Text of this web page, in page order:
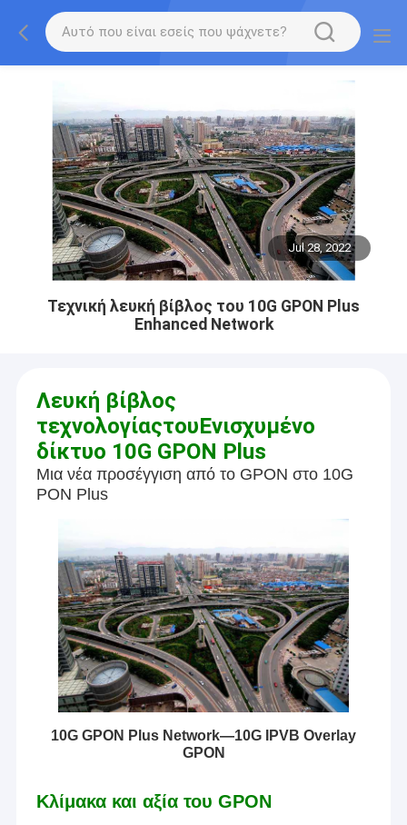
Jul 28, 2022
Τεχνική λευκή βίβλος του 10G GPON Plus
Enhanced Network
Λευκή βίβλος
τεχνολογίαςτουΕνισχυμένο
δίκτυο 10G GPON Plus
Μια νέα προσέγγιση από το GPON στο 10G
PON Plus
10G GPON Plus Network—10G IPVB Overlay
GPON
Κλίμακα και αξία του GPON